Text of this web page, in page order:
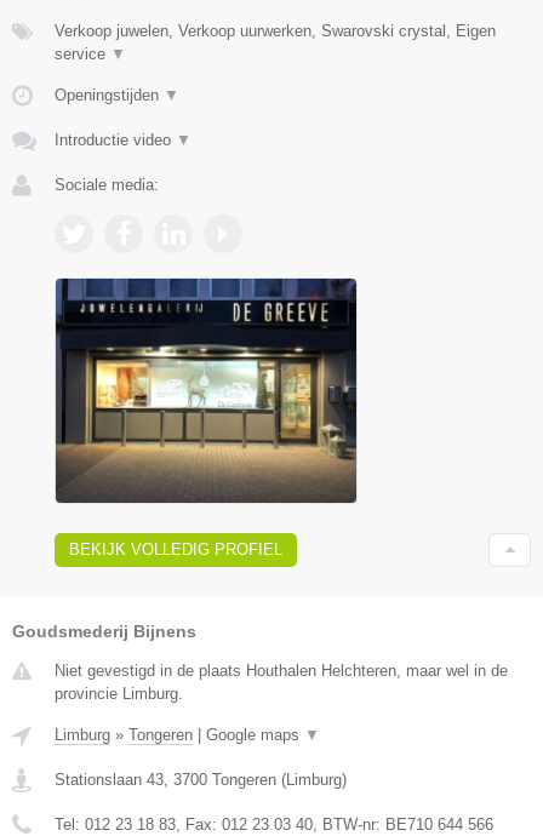
Verkoop juwelen, Verkoop uurwerken, Swarovski crystal, Eigen
service ▼
Openingstijden ▼
Introductie video ▼
Sociale media:
BEKIJK VOLLEDIG PROFIEL
Goudsmederij Bijnens
Niet gevestigd in de plaats Houthalen Helchteren, maar wel in de
provincie Limburg.
Limburg » Tongeren Google maps ▼
Stationslaan 43, 3700 Tongeren (Limburg)
Tel: 012 23 18 83, Fax: 012 23 03 40, BTW-nr: BE710 644 566